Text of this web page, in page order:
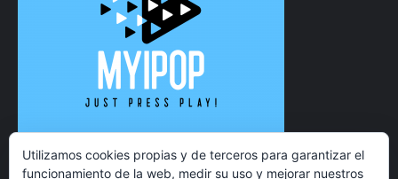
Utilizamos cookies propias y de terceros para garantizar el
funcionamiento de la web, medir su uso y mejorar nuestros